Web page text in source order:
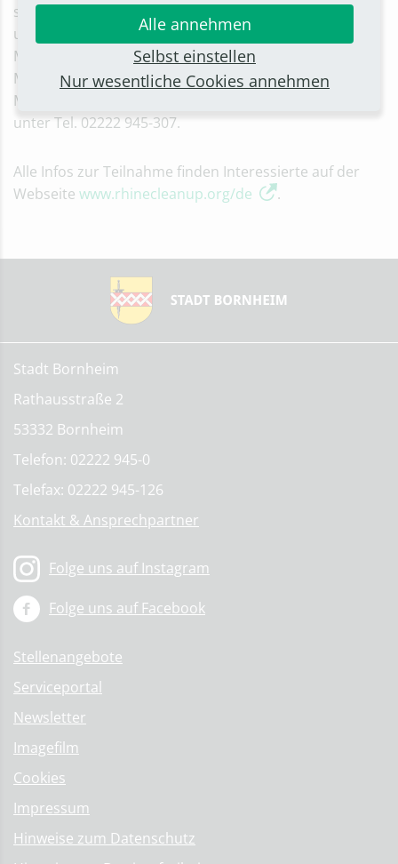
sauber gehalten werden. Die Stadt Bornheim
unterstützt die Aktion, indem Sie Handschuhe und
Müllsäcke bereitstellt. Interessierte können sich bei
Manuela Domschat vom Umweltamt melden – per E-
Mail an
unter Tel. 02222 945-307.
Alle Infos zur Teilnahme finden Interessierte auf der
Webseite www.rhinecleanup.org/de .
Stadt Bornheim
Rathausstraße 2
53332 Bornheim
Telefon: 02222 945-0
Telefax: 02222 945-126
Kontakt & Ansprechpartner
Folge uns auf Instagram
Folge uns auf Facebook
Stellenangebote
Serviceportal
Newsletter
Imagefilm
Cookies
Impressum
Hinweise zum Datenschutz
Alle annehmen
Selbst einstellen
Nur wesentliche Cookies annehmen